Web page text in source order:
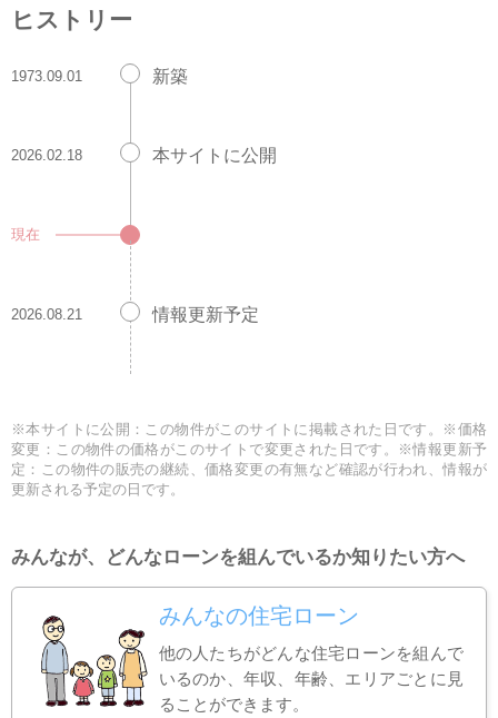
ヒストリー
1973.09.01 新築
2026.02.18 本サイトに公開
現在
2026.08.21 情報更新予定
※本サイトに公開：この物件がこのサイトに掲載された日です。※価格
変更：この物件の価格がこのサイトで変更された日です。※情報更新予
定：この物件の販売の継続、価格変更の有無など確認が行われ、情報が
更新される予定の日です。
みんなが、どんなローンを組んでいるか知りたい方へ
みんなの住宅ローン
他の人たちがどんな住宅ローンを組んで
いるのか、年収、年齢、エリアごとに見
ることができます。